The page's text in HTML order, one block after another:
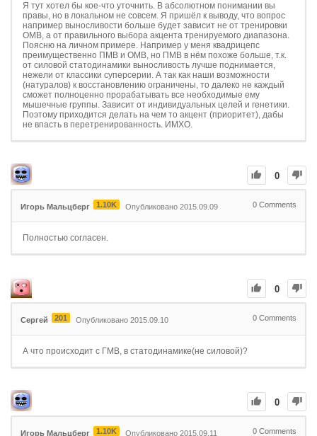
Я тут хотел бы кое-что уточнить. В абсолютном понимании вы
правы, но в локальном не совсем. Я пришёл к выводу, что вопрос
например выносливости больше будет зависит не от тренировки
ОМВ, а от правильного выбора акцента тренируемого диапазона.
Поясню на личном примере. Например у меня квадрицепс
преимущественно ПМВ и ОМВ, но ПМВ в нём похоже больше, т.к.
от силовой статодинамики выносливость лучше поднимается,
нежели от классики суперсерии. А так как наши возможности
(натуралов) к восстановлению ограничены, то далеко не каждый
сможет полноценно прорабатывать все необходимые ему
мышечные группы. Зависит от индивидуальных целей и генетики.
Поэтому приходится делать на чем то акцент (приоритет), дабы
не впасть в перетренированность. ИМХО.
0
Игорь Мальцберг 1.10K Опубликовано 2015.09.09 0 Comments
Полностью согласен.
0
Сергей 201 Опубликовано 2015.09.10 0 Comments
А что происходит с ГМВ, в статодинамике(не силовой)?
0
Игорь Мальцберг 1.10K Опубликовано 2015.09.11 0 Comments